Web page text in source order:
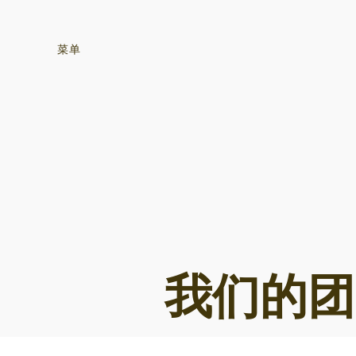
菜单
我们的